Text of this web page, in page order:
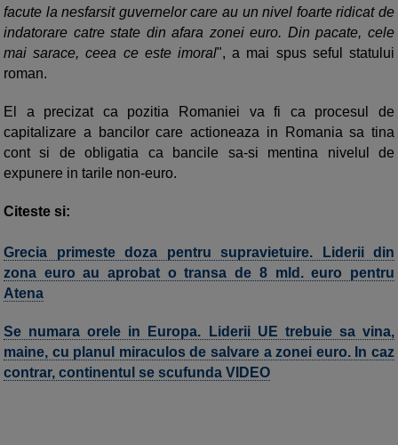
facute la nesfarsit guvernelor care au un nivel foarte ridicat de
indatorare catre state din afara zonei euro. Din pacate, cele
mai sarace, ceea ce este imoral", a mai spus seful statului
roman.
El a precizat ca pozitia Romaniei va fi ca procesul de
capitalizare a bancilor care actioneaza in Romania sa tina
cont si de obligatia ca bancile sa-si mentina nivelul de
expunere in tarile non-euro.
Citeste si:
Grecia primeste doza pentru supravietuire. Liderii din
zona euro au aprobat o transa de 8 mld. euro pentru
Atena
Se numara orele in Europa. Liderii UE trebuie sa vina,
maine, cu planul miraculos de salvare a zonei euro. In caz
contrar, continentul se scufunda VIDEO